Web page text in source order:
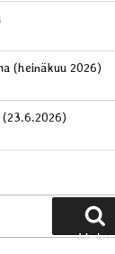
(heinäkuu 2026)
Haku